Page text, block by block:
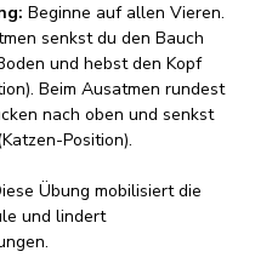
Beginne auf allen Vieren.
senkst du den Bauch
und hebst den Kopf
Beim Ausatmen rundest
nach oben und senkst
Position).
Übung mobilisiert die
und lindert